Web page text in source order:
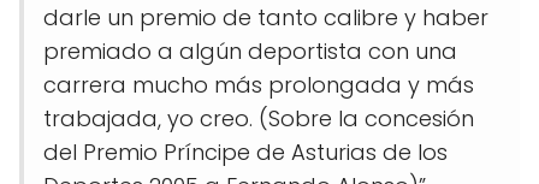
darle un premio de tanto calibre y haber
premiado a algún deportista con una
carrera mucho más prolongada y más
trabajada, yo creo. (Sobre la concesión
del Premio Príncipe de Asturias de los